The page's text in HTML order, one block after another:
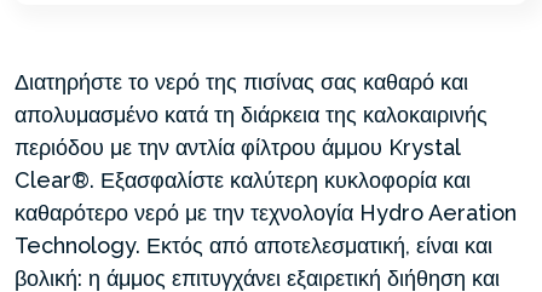
Διατηρήστε το νερό της πισίνας σας καθαρό και
απολυμασμένο κατά τη διάρκεια της καλοκαιρινής
περιόδου με την αντλία φίλτρου άμμου Krystal
Clear®. Εξασφαλίστε καλύτερη κυκλοφορία και
καθαρότερο νερό με την τεχνολογία Hydro Aeration
Technology. Εκτός από αποτελεσματική, είναι και
βολική: η άμμος επιτυγχάνει εξαιρετική διήθηση και